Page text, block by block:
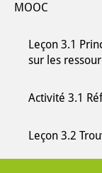
MOOC
Leçon 3.1
sur les
Activité 3.1
Leçon 3.2